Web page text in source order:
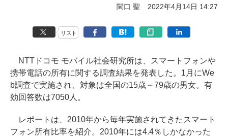
関口 聖 2022年4月14日 14:27
リスト
NTTドコモ モバイル社会研究所は、スマートフォンや
携帯電話の所有に関する調査結果を発表した。1月にWe
b調査で実施され、対象は全国の15歳～79歳の男女。有
効回答数は7050人。
レポートは、2010年から毎年実施されてきたスマート
フォン所有比率を紹介。2010年には4.4％しかなかった